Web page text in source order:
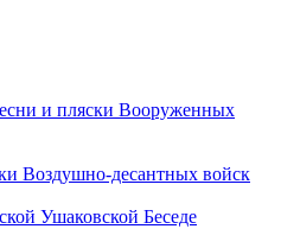
и пляски Вооруженных
Воздушно-десантных войск
Ушаковской Беседе